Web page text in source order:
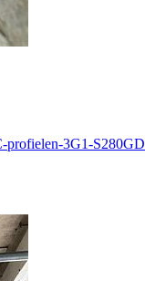
profielen-3G1-